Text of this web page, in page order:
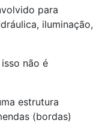
para
iluminação,
não é
estrutura
(bordas)